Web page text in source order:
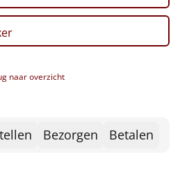
naar overzicht
Bezorgen Betalen